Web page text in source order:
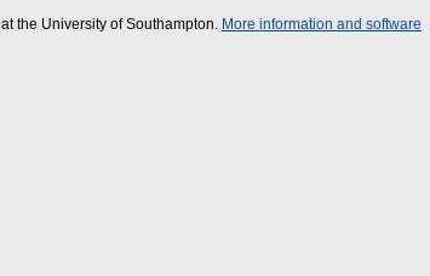
at the University of Southampton.
More information and software